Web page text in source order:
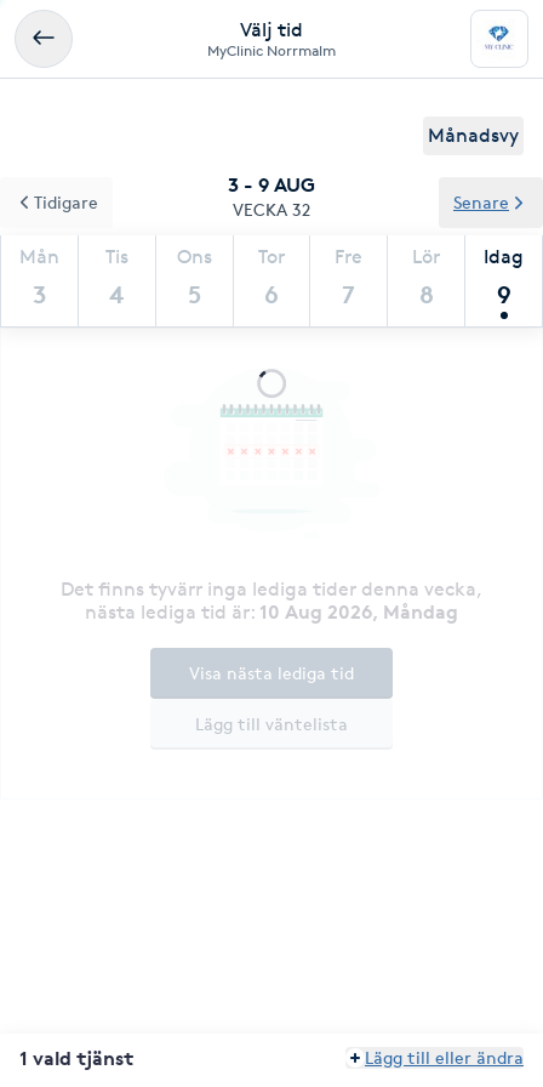
Välj tid
MyClinic Norrmalm
Månadsvy
3 - 9 AUG
VECKA 32
Mån
3
Tis
4
Ons
5
Tor
6
Fre
7
Lör
8
Idag
9
Tidigare Senare
Det finns tyvärr inga lediga tider denna vecka,
nästa lediga tid är: 10 Aug 2026, Måndag
Lägg till väntelista
Visa nästa lediga tid
1 vald tjänst Lägg till eller ändra